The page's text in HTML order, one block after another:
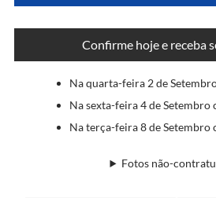
Confirme hoje e receba
Na quarta-feira 2 de
Na sexta-feira 4 de Setembro
Na terça-feira 8 de Setembro
Fotos não-